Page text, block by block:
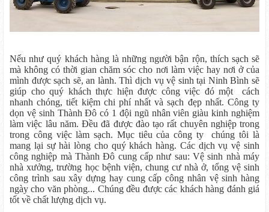
Nếu như quý khách hàng là những người bận rộn, thích sạch sẽ
mà không có thời gian chăm sóc cho nơi làm việc hay nơi ở của
mình được sạch sẽ, an lành. Thì dịch vụ vệ sinh tại Ninh Bình sẽ
giúp cho quý khách thực hiện được công việc đó một cách
nhanh chóng, tiết kiệm chi phí nhất và sạch đẹp nhất. Công ty
dọn vệ sinh Thành Đô có 1 đội ngũ nhân viên giàu kinh nghiệm
làm việc lâu năm. Đều đã được đào tạo rất chuyên nghiệp trong
trong công việc làm sạch. Mục tiêu của công ty chúng tôi là
mang lại sự hài lòng cho quý khách hàng. Các dịch vụ vệ sinh
công nghiệp mà Thành Đô cung cấp như sau: Vệ sinh nhà máy
nhà xưởng, trường học bệnh viện, chung cư nhà ở, tổng vệ sinh
công trình sau xây dựng hay cung cấp công nhân vệ sinh hàng
ngày cho văn phòng... Chúng đều được các khách hàng đánh giá
tốt về chất lượng dịch vụ.